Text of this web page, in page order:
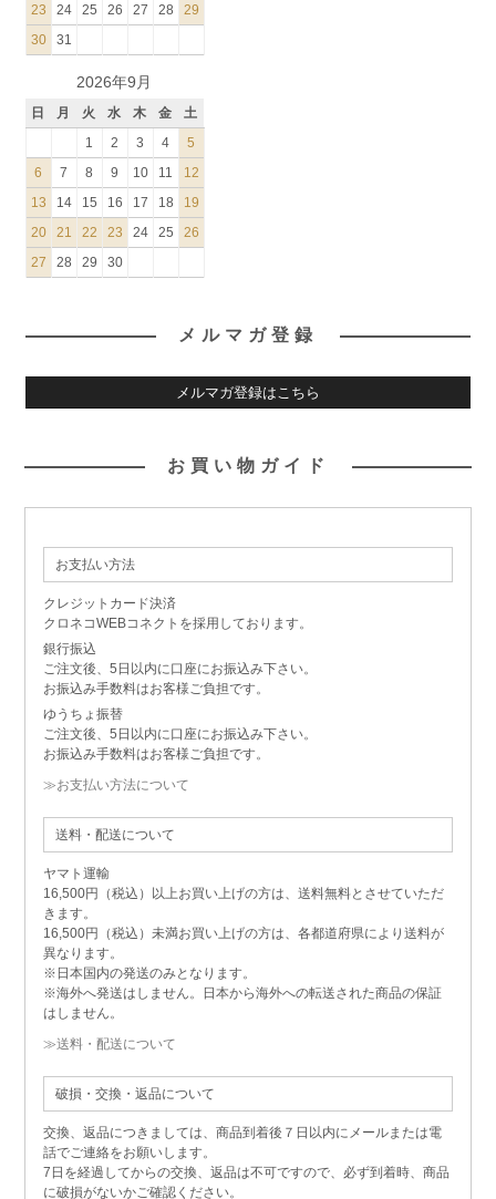
23
24 25 26 27 28
29
30
31
2026年9月
日 月 火 水 木 金
土
1
2 3 4
5
6
7 8 9 10 11
12
13
14 15 16 17 18
19
20
21 22 23 24 25
26
27
28 29 30
メルマガ登録
メルマガ登録はこちら
お買い物ガイド
お支払い方法
クレジットカード決済
クロネコWEBコネクトを採用しております。
銀行振込
ご注文後、5日以内に口座にお振込み下さい。
お振込み手数料はお客様ご負担です。
ゆうちょ振替
ご注文後、5日以内に口座にお振込み下さい。
お振込み手数料はお客様ご負担です。
≫お支払い方法について
送料・配送について
ヤマト運輸
16,500円（税込）以上お買い上げの方は、送料無料とさせていただ
きます。
16,500円（税込）未満お買い上げの方は、各都道府県により送料が
異なります。
※日本国内の発送のみとなります。
※海外へ発送はしません。日本から海外への転送された商品の保証
はしません。
≫送料・配送について
破損・交換・返品について
交換、返品につきましては、商品到着後７日以内にメールまたは電
話でご連絡をお願いします。
7日を経過してからの交換、返品は不可ですので、必ず到着時、商品
に破損がないかご確認ください。